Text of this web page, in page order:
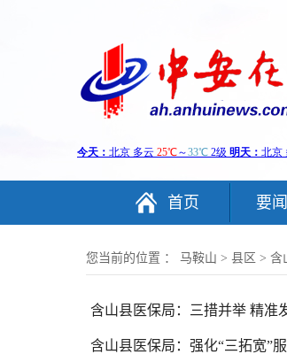
首页 要闻
您当前的位置 ： 马鞍山 > 县区 > 含
含山县医保局：三措并举 精准
含山县医保局：强化“三拓宽”